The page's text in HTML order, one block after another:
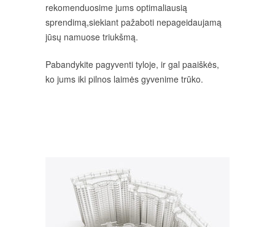
rekomenduosime jums optimaliausią
sprendimą,siekiant pažaboti nepageidaujamą
jūsų namuose triukšmą.
Pabandykite pagyventi tyloje, ir gal paaiškės,
ko jums iki pilnos laimės gyvenime trūko.